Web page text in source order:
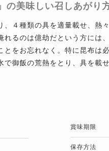
の美味しい召しあがり
４種類の具を適量載せ、熱
るのは億劫だという方には
をお忘れなく。特に昆布は必
御飯の荒熱をとり、具を載
賞味期限
保存方法